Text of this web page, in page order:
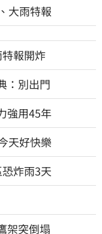
大雨特報
報開炸
：別出門
強用45年
天好快樂
炸雨3天
架突倒塌